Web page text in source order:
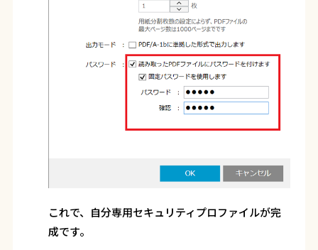
これで、自分専用セキュリティプロファイルが完
成です。